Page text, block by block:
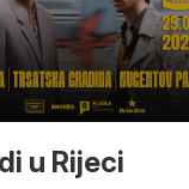
u Rijeci